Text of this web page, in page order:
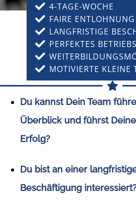
4-TAGE-WOCHE
FAIRE ENTLOHNUNG
LANGFRISTIGE
PERFEKTES
MOTIVIERTE KLEINE
Du kannst Dein Team
Überblick und führst
Erfolg?
Du bist an einer
Beschäftigung